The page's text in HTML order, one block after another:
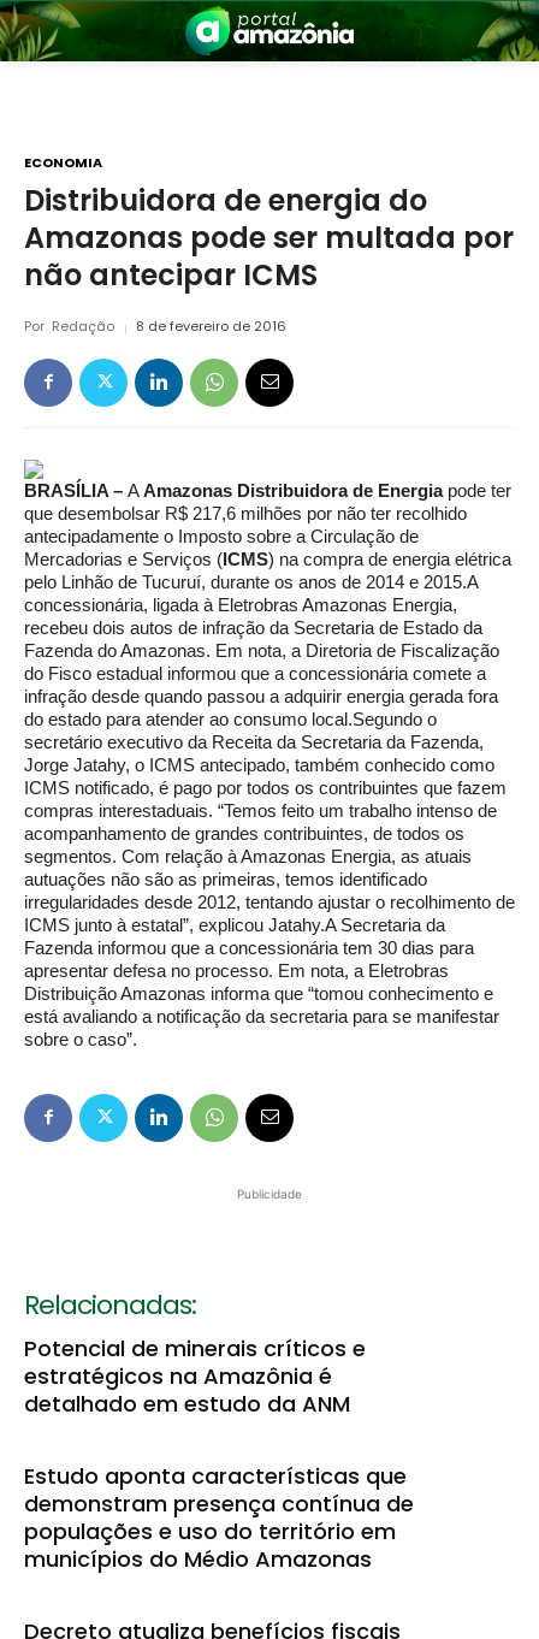
ECONOMIA
Distribuidora de energia do
Amazonas pode ser multada por
não antecipar ICMS
Por Redação 8 de fevereiro de 2016
BRASÍLIA – AAmazonas Distribuidora de Energiapode ter
que desembolsar R$ 217,6 milhões por não ter recolhido
antecipadamente o Imposto sobre a Circulação de
Mercadorias e Serviços (ICMS) na compra de energia elétrica
pelo Linhão de Tucuruí, durante os anos de 2014 e 2015.A
concessionária, ligada à Eletrobras Amazonas Energia,
recebeu dois autos de infração da Secretaria de Estado da
Fazenda do Amazonas. Em nota, a Diretoria de Fiscalização
do Fisco estadual informou que a concessionária comete a
infração desde quando passou a adquirir energia gerada fora
do estado para atender ao consumo local.Segundo o
secretário executivo da Receita da Secretaria da Fazenda,
Jorge Jatahy, o ICMS antecipado, também conhecido como
ICMS notificado, é pago por todos os contribuintes que fazem
compras interestaduais. “Temos feito um trabalho intenso de
acompanhamento de grandes contribuintes, de todos os
segmentos. Com relação à Amazonas Energia, as atuais
autuações não são as primeiras, temos identificado
irregularidades desde 2012, tentando ajustar o recolhimento de
ICMS junto à estatal”, explicou Jatahy.A Secretaria da
Fazenda informou que a concessionária tem 30 dias para
apresentar defesa no processo. Em nota, a Eletrobras
Distribuição Amazonas informa que “tomou conhecimento e
está avaliando a notificação da secretaria para se manifestar
sobre o caso”.
Publicidade
Relacionadas:
Potencial de minerais críticos e
estratégicos na Amazônia é
detalhado em estudo da ANM
Estudo aponta características que
demonstram presença contínua de
populações e uso do território em
municípios do Médio Amazonas
Decreto atualiza benefícios fiscais